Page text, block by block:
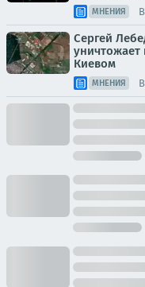
МНЕНИЯ
Сергей
уничтожает
Киевом
МНЕНИЯ